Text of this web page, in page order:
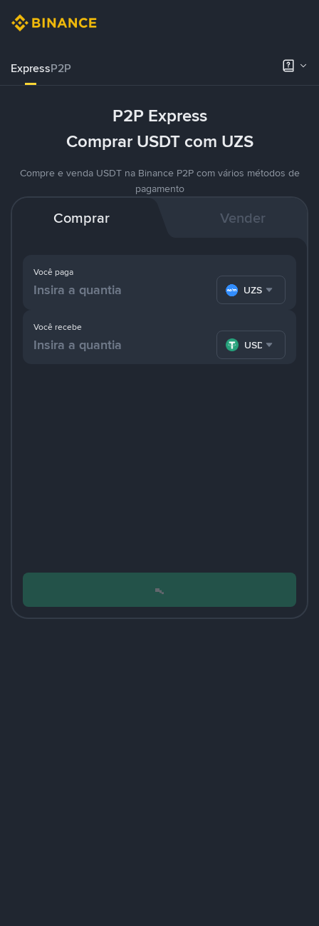
ExpressP2P
P2P Express
Comprar USDT com UZS
Compre e venda USDT na Binance P2P com vários métodos de
pagamento
Comprar Vender
Você paga
UZS
Você recebe
USDT